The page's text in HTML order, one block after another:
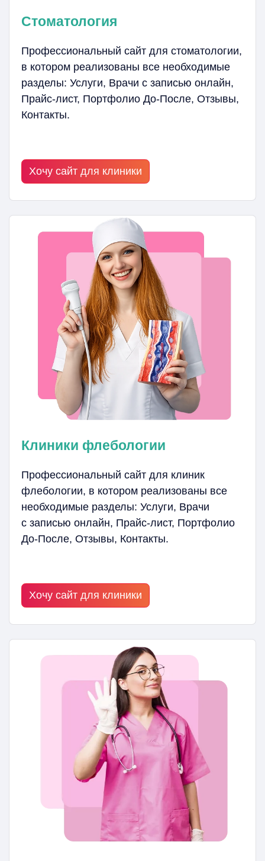
Стоматология
Профессиональный сайт для стоматологии,
в котором реализованы все необходимые
разделы: Услуги, Врачи с записью онлайн,
Прайс-лист, Портфолио До-После, Отзывы,
Контакты.
Хочу сайт для клиники
Клиники флебологии
Профессиональный сайт для клиник
флебологии, в котором реализованы все
необходимые разделы: Услуги, Врачи
с записью онлайн, Прайс-лист, Портфолио
До-После, Отзывы, Контакты.
Хочу сайт для клиники